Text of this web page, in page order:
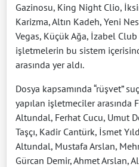
Gazinosu, King Night Clio,
Karizma, Altın Kadeh, Yeni
Vegas, Küçük Ağa, İzabel
işletmelerin bu sistem
arasında yer aldı.
Dosya kapsamında “rüşvet”
yapılan işletmeciler arasında
Altundal, Ferhat Cucu, Umut
Taşçı, Kadir Cantürk, İsmet
Altundal, Mustafa Arslan,
Gürcan Demir, Ahmet Arslan,